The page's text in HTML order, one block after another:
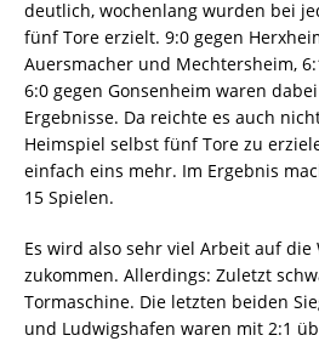
deutlich, wochenlang wurden bei
fünf Tore erzielt. 9:0 gegen
Auersmacher und Mechtersheim,
6:0 gegen Gonsenheim waren
Ergebnisse. Da reichte es auch
Heimspiel selbst fünf Tore zu
einfach eins mehr. Im Ergebnis
15 Spielen.
Es wird also sehr viel Arbeit auf die
zukommen. Allerdings: Zuletzt
Tormaschine. Die letzten beiden
und Ludwigshafen waren mit 2:1